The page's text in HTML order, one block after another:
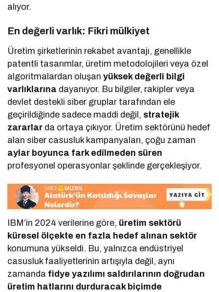
alıyor.
En değerli varlık: Fikri mülkiyet
Üretim şirketlerinin rekabet avantajı, genellikle
patentli tasarımlar, üretim metodolojileri veya özel
algoritmalardan oluşanyüksek değerli bilgi
varlıklarına dayanıyor. Bu bilgiler, rakipler veya
devlet destekli siber gruplar tarafından ele
geçirildiğinde sadece maddi değil, stratejik
zararlar da ortaya çıkıyor. Üretim sektörünü hedef
alan siber casusluk kampanyaları, çoğu zaman
aylar boyunca fark edilmeden süren
profesyonel operasyonlar şeklinde gerçekleşiyor.
IBM’in 2024 verilerine göre, üretim sektörü
küresel ölçekte en fazla hedef alınan sektör
konumuna yükseldi. Bu, yalnızca endüstriyel
casusluk faaliyetlerinin artışıyla değil, aynı
zamanda fidye yazılımı saldırılarının doğrudan
üretim hatlarını durduracak biçimde